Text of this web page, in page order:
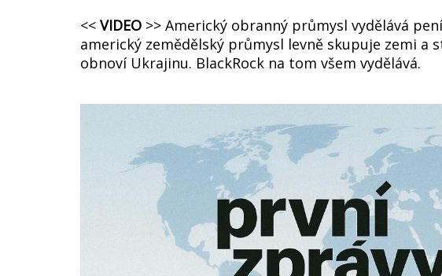
<< VIDEO >> Americký obranný průmysl vydělává
americký zemědělský průmysl levně skupuje zemi a
obnoví Ukrajinu. BlackRock na tom všem vydělává.